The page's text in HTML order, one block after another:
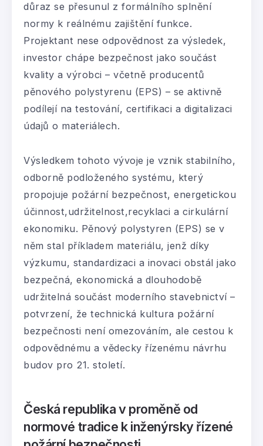
důraz se přesunul z formálního splnění
normy k reálnému zajištění funkce.
Projektant nese odpovědnost za výsledek,
investor chápe bezpečnost jako součást
kvality a výrobci – včetně producentů
pěnového polystyrenu (EPS) – se aktivně
podílejí na testování, certifikaci a digitalizaci
údajů o materiálech.
Výsledkem tohoto vývoje je vznik stabilního,
odborně podloženého systému, který
propojuje požární bezpečnost, energetickou
účinnost,udržitelnost,recyklaci a cirkulární
ekonomiku. Pěnový polystyren (EPS) se v
něm stal příkladem materiálu, jenž díky
výzkumu, standardizaci a inovaci obstál jako
bezpečná, ekonomická a dlouhodobě
udržitelná součást moderního stavebnictví –
potvrzení, že technická kultura požární
bezpečnosti není omezováním, ale cestou k
odpovědnému a vědecky řízenému návrhu
budov pro 21. století.
Česká republika v proměně od
normové tradice k inženýrsky řízené